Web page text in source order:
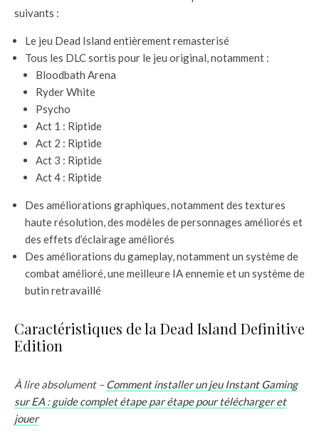
suivants :
Le jeu Dead Island entièrement remasterisé
Tous les DLC sortis pour le jeu original, notamment :
Bloodbath Arena
Ryder White
Psycho
Act 1 : Riptide
Act 2 : Riptide
Act 3 : Riptide
Act 4 : Riptide
Des améliorations graphiques, notamment des textures
haute résolution, des modèles de personnages améliorés et
des effets d’éclairage améliorés
Des améliorations du gameplay, notamment un système de
combat amélioré, une meilleure IA ennemie et un système de
butin retravaillé
Caractéristiques de la Dead Island Definitive
Edition
À lire absolument –Comment installer un jeu Instant Gaming
sur EA : guide complet étape par étape pour télécharger et
jouer